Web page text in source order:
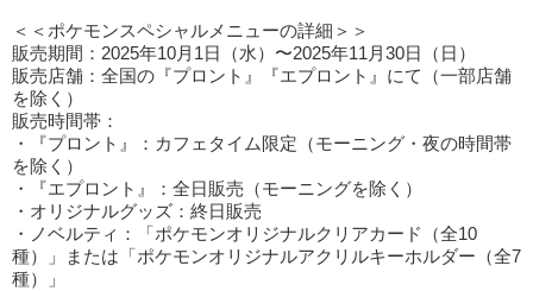
＜＜ポケモンスペシャルメニューの詳細＞＞
販売期間：2025年10月1日（水）〜2025年11月30日（日）
販売店舗：全国の『プロント』『エプロント』にて（一部店舗
を除く）
販売時間帯：
・『プロント』：カフェタイム限定（モーニング・夜の時間帯
を除く）
・『エプロント』：全日販売（モーニングを除く）
・オリジナルグッズ：終日販売
・ノベルティ：「ポケモンオリジナルクリアカード（全10
種）」または「ポケモンオリジナルアクリルキーホルダー（全7
種）」